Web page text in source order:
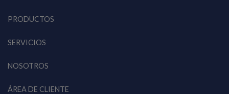
PRODUCTOS
SERVICIOS
NOSOTROS
ÁREA DE CLIENTE